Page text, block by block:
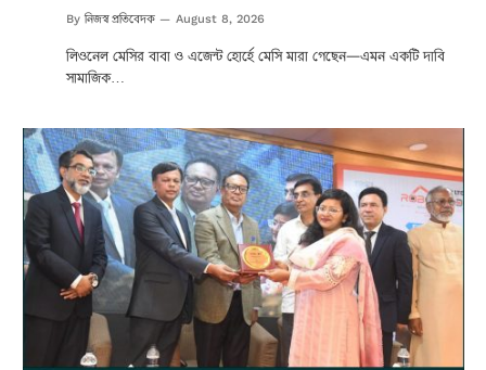
By নিজস্ব প্রতিবেদক August 8, 2026
লিওনেল মেসির বাবা ও এজেন্ট হোর্হে মেসি মারা গেছেন—এমন একটি দাবি
সামাজিক…